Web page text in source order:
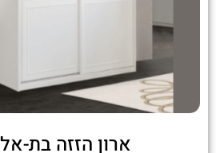
ארון הזזה בת-אל